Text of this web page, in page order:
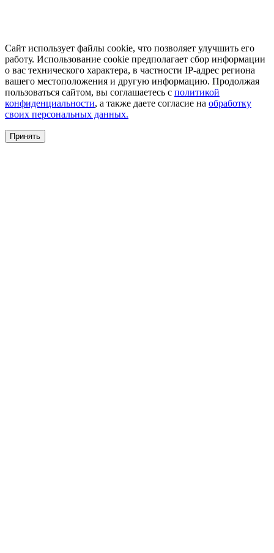
Сайт использует файлы cookie, что позволяет улучшить его
работу. Использование cookie предполагает сбор информации
о вас технического характера, в частности IP-адрес региона
вашего местоположения и другую информацию. Продолжая
пользоваться сайтом, вы соглашаетесь с политикой
конфиденциальности, а также даете согласие на обработку
своих персональных данных.
Принять